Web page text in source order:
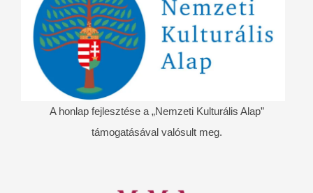
A honlap fejlesztése a „Nemzeti Kulturális Alap”
támogatásával valósult meg.